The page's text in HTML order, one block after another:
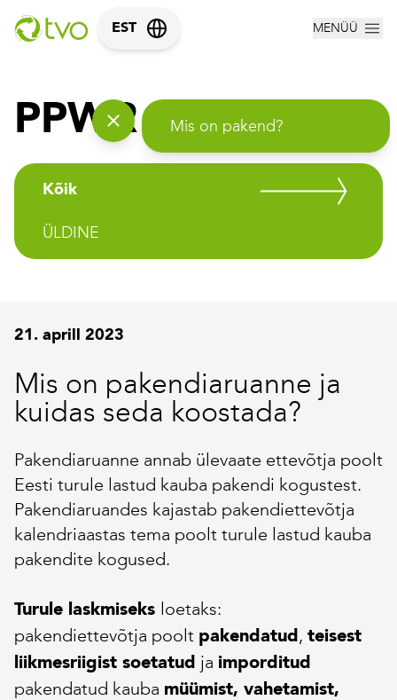
EST MENÜÜ
Mis on pakend?
PPWR teejuht
Kõik
ÜLDINE
21. aprill 2023
Mis on pakendiaruanne ja
kuidas seda koostada?
Pakendiaruanne annab ülevaate ettevõtja poolt
Eesti turule lastud kauba pakendi kogustest.
Pakendiaruandes kajastab pakendiettevõtja
kalendriaastas tema poolt turule lastud kauba
pakendite kogused.
Turule laskmiseks loetaks:
pakendiettevõtja poolt pakendatud, teisest
liikmesriigist soetatud ja imporditud
pakendatud kauba müümist, vahetamist,